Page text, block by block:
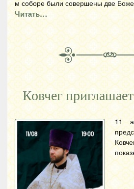
м соборе были совершены две
Читать…
Ковчег
11